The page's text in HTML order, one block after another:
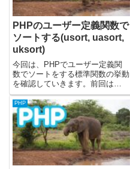
PHPのユーザー定義関数で
ソートする(usort, uasort,
uksort)
今回は、PHPでユーザー定義関
数でソートをする標準関数の挙動
を確認していきます。前回は
sort・asort・ksortなどのソート
関数について見ていきました。今
回は下記のユーザー定義関数を使
用してソートする標準関数を使っ
てみました。・uso...
PHP